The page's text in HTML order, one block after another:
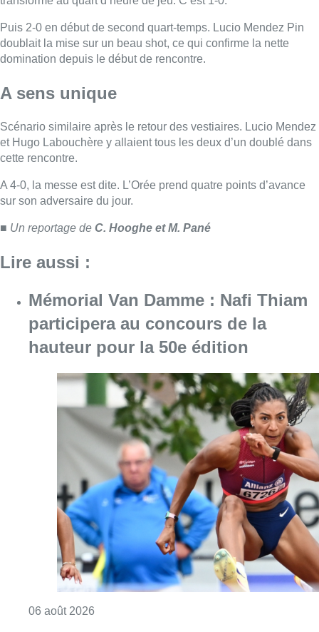
sur son adversaire du jour.
■ Un reportage de C. Hooghe et M. Pané
Lire aussi :
Mémorial Van Damme : Nafi Thiam
participera au concours de la
hauteur pour la 50e édition
06 août 2026 Consulter l'article "Mémorial Van Damme :
Jupiler Pro League : Ross Sykes
absent plusieurs mois avec l’Union
Saint-Gilloise